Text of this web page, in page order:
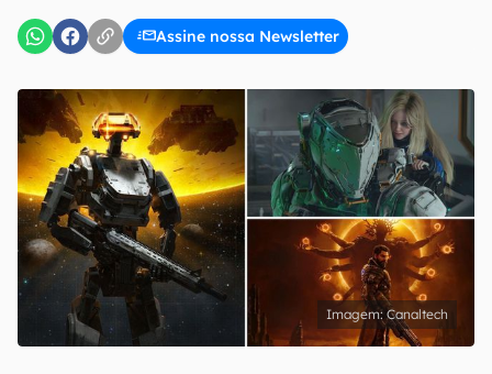
Assine nossa Newsletter
Confirmo que li, aceito e concordo com os Termos de
Uso e Política de Privacidade do Canaltech.
Canaltech